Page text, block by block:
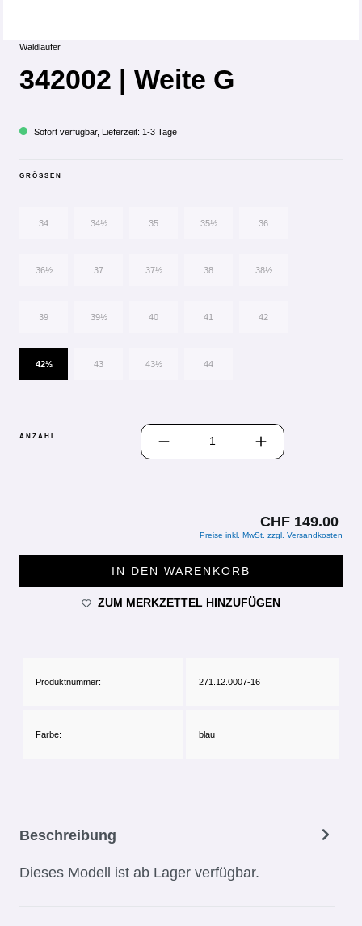
Waldläufer
342002 | Weite G
Sofort verfügbar, Lieferzeit: 1-3 Tage
GRÖSSEN
34 34½ 35 35½ 36
36½ 37 37½ 38 38½
39 39½ 40 41 42
42½ 43 43½ 44
ANZAHL
PRODUKT ANZAHL: GIB DEN
CHF 149.00
Preise inkl. MwSt. zzgl. Versandkosten
IN DEN WARENKORB
ZUM MERKZETTEL HINZUFÜGEN
Produktnummer: 271.12.0007-16
Farbe: blau
Beschreibung
Dieses Modell ist ab Lager verfügbar.